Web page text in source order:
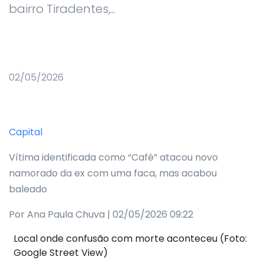
bairro Tiradentes,...
02/05/2026
Capital
Vítima identificada como “Café” atacou novo
namorado da ex com uma faca, mas acabou
baleado
Por Ana Paula Chuva | 02/05/2026 09:22
Local onde confusão com morte aconteceu (Foto:
Google Street View)